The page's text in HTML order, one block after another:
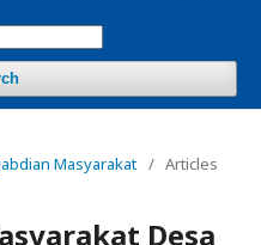
Masyarakat / Articles
Desa